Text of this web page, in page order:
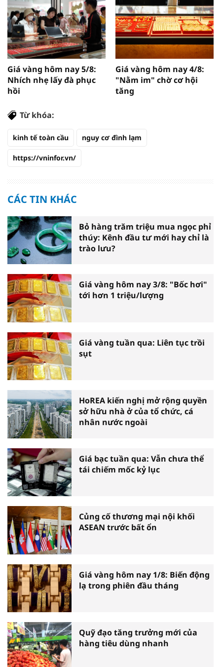
Giá vàng hôm nay 5/8:
Nhích nhẹ lấy đà phục
hồi
Giá vàng hôm nay 4/8:
"Nằm im" chờ cơ hội
tăng
Từ khóa:
kinh tế toàn cầu nguy cơ đình lạm
https://vninfor.vn/
CÁC TIN KHÁC
Bỏ hàng trăm triệu mua ngọc phỉ
thúy: Kênh đầu tư mới hay chỉ là
trào lưu?
Giá vàng hôm nay 3/8: "Bốc hơi"
tới hơn 1 triệu/lượng
Giá vàng tuần qua: Liên tục trồi
sụt
HoREA kiến nghị mở rộng quyền
sở hữu nhà ở của tổ chức, cá
nhân nước ngoài
Giá bạc tuần qua: Vẫn chưa thể
tái chiếm mốc kỷ lục
Củng cố thương mại nội khối
ASEAN trước bất ổn
Giá vàng hôm nay 1/8: Biến động
lạ trong phiên đầu tháng
Quỹ đạo tăng trưởng mới của
hàng tiêu dùng nhanh